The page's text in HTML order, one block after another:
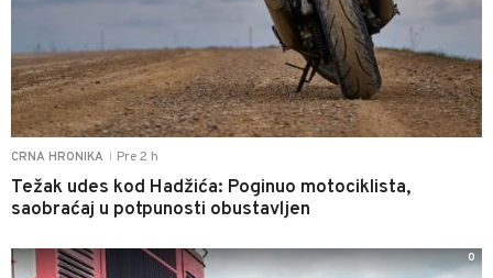
CRNA HRONIKA Pre 2 h
Težak udes kod Hadžića: Poginuo motociklista,
saobraćaj u potpunosti obustavljen
0